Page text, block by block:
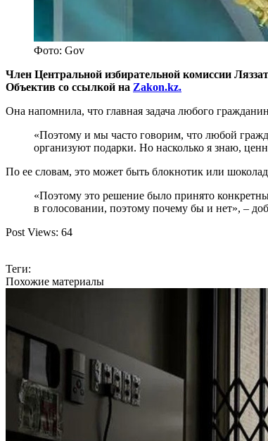
Фото: Gov
Член Центральной избирательной комиссии
Объектив со ссылкой на Zakon.kz.
Она напомнила, что главная задача любого
«Поэтому и мы часто говорим, что любой
организуют подарки. Но насколько я знаю,
По ее словам, это может быть блокнотик или
«Поэтому это решение было принято
в голосовании, поэтому почему бы и нет», –
Post Views: 64
Теги:
Похожие материалы